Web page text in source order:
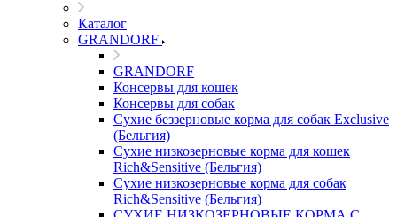
Каталог
GRANDORF
GRANDORF
Консервы для кошек
Консервы для собак
Сухие беззерновые корма для собак Exclusive
(Бельгия)
Сухие низкозерновые корма для кошек
Rich&Sensitive (Бельгия)
Сухие низкозерновые корма для собак
Rich&Sensitive (Бельгия)